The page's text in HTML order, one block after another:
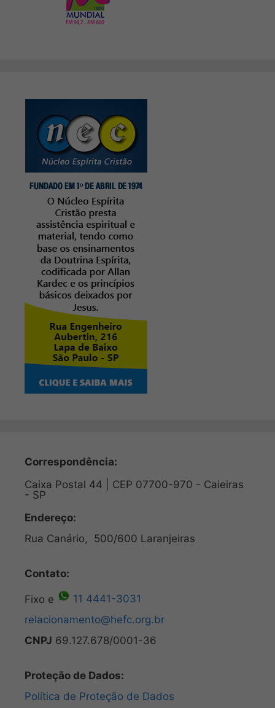
Correspondência:
Caixa Postal 44 | CEP 07700-970 - Caieiras
- SP
Endereço:
Rua Canário, 500/600 Laranjeiras
Contato:
Fixo e
11 4441-3031
relacionamento@hefc.org.br
CNPJ 69.127.678/0001-36
Proteção de Dados:
Política de Proteção de Dados